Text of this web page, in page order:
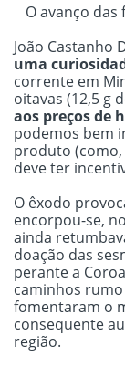
O avanço
João Castanho
uma
corrente em
oitavas (12,5 g
aos preços de
podemos bem
produto
deve ter
O êxodo
encorpou-se,
ainda
doação das
perante a
caminhos
fomentaram o
consequente
região.